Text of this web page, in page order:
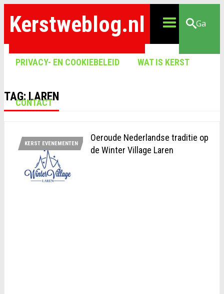
Kerstweblog.nl
PRIVACY- EN COOKIEBELEID WAT IS KERST
CONTACT
Ga
TAG:LAREN
KERST EVENEMENTEN
Oeroude Nederlandse traditie op
de Winter Village Laren